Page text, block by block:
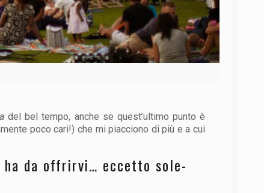
del bel tempo, anche se quest’ultimo punto è
poco cari!) che mi piacciono di più e a cui
da offrirvi… eccetto sole-